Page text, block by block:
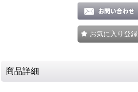
お気に入り登録
商品詳細